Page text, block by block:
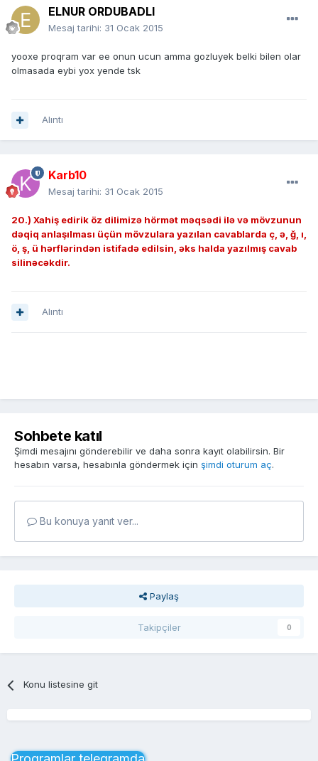
ELNUR ORDUBADLI
Mesaj tarihi: 31 Ocak 2015
yooxe proqram var ee onun ucun amma gozluyek belki bilen olar
olmasada eybi yox yende tsk
Alıntı
Karb10
Mesaj tarihi: 31 Ocak 2015
20.) Xahiş edirik öz dilimizə hörmət məqsədi ilə və mövzunun
dəqiq anlaşılması üçün mövzulara yazılan cavablarda ç, ə, ğ, ı,
ö, ş, ü hərflərindən istifadə edilsin, əks halda yazılmış cavab
silinəcəkdir.
Alıntı
Sohbete katıl
Şimdi mesajını gönderebilir ve daha sonra kayıt olabilirsin. Bir
hesabın varsa, hesabınla göndermek için şimdi oturum aç.
Bu konuya yanıt ver...
Paylaş
Takipçiler 0
Konu listesine git